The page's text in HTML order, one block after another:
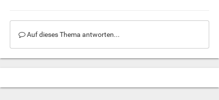
Auf dieses Thema antworten...